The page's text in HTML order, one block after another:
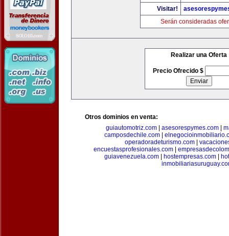
Visitar!
Serán consideradas
Realizar una Oferta
Precio Ofrecido $
Otros dominios en venta:
guiautomotriz.com
asesorespymes.com
camposdechile.com
operadoradeturismo.com
encuestasprofesionales.com|
guiavenezuela.com| hostempresas.com|